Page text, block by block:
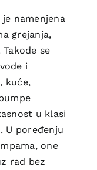
namenjena
grejanja,
se
i
kuće,
u klasi
U poređenju
one
rad bez